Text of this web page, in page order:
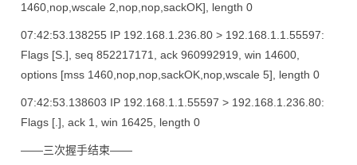
1460,nop,wscale 2,nop,nop,sackOK], length 0
07:42:53.138255 IP 192.168.1.236.80 > 192.168.1.1.55597:
Flags [S.], seq 852217171, ack 960992919, win 14600,
options [mss 1460,nop,nop,sackOK,nop,wscale 5], length 0
07:42:53.138603 IP 192.168.1.1.55597 > 192.168.1.236.80:
Flags [.], ack 1, win 16425, length 0
——三次握手结束——